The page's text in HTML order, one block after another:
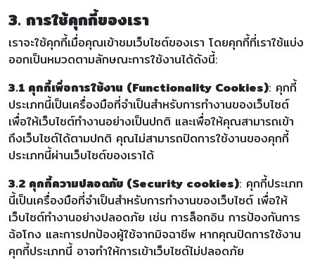
3. การใช้คุกกี้ของเรา
เราจะใช้คุกกี้เมื่อคุณเข้าชมเว็บไซต์ของเรา โดยคุกกี้ที่เราใช้แบ่ง
ออกเป็นหมวดตามลักษณะการใช้งานได้ดังนี้:
3.1 คุกกี้เพื่อการใช้งาน (Functionality Cookies): คุกกี้
ประเภทนี้เป็นเครื่องมือที่จำเป็นสำหรับการทำงานของเว็บไซต์
เพื่อให้เว็บไซต์ทำงานอย่างเป็นปกติ และเพื่อให้คุณสามารถเข้า
ถึงเว็บไซต์ได้ตามปกติ คุณไม่สามารถปิดการใช้งานของคุกกี้
ประเภทนี้ผ่านเว็บไซต์ของเราได้
3.2 คุกกี้ความปลอดภัย (Security cookies): คุกกี้ประเภท
นี้เป็นเครื่องมือที่จำเป็นสำหรับการทำงานของเว็บไซต์ เพื่อให้
เว็บไซต์ทำงานอย่างปลอดภัย เช่น การล็อกอิน การป้องกันการ
ฉ้อโกง และการปกป้องผู้ใช้จากมิจฉาชีพ หากคุณปิดการใช้งาน
คุกกี้ประเภทนี้ อาจทำให้การเข้าเว็บไซต์ไม่ปลอดภัย